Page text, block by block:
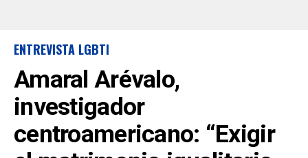
ENTREVISTA LGBTI
Amaral Arévalo,
investigador
centroamericano: “Exigir